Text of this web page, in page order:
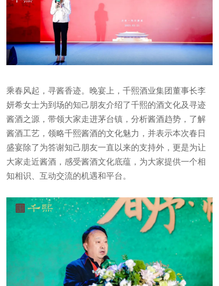
乘春风起，寻酱香迹。晚宴上，千熙酒业集团董事长李
妍希女士为到场的知己朋友介绍了千熙的酒文化及寻迹
酱酒之源，带领大家走进茅台镇，分析酱酒趋势，了解
酱酒工艺，领略千熙酱酒的文化魅力，并表示本次春日
盛宴除了为答谢知己朋友一直以来的支持外，更是为让
大家走近酱酒，感受酱酒文化底蕴，为大家提供一个相
知相识、互动交流的机遇和平台。